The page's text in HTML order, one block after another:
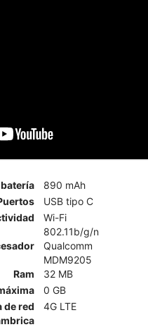
890 mAh
USB tipo C
Wi-Fi
802.11b/g/n
Qualcomm
MDM9205
Ram
32 MB
0 GB
de red
4G LTE